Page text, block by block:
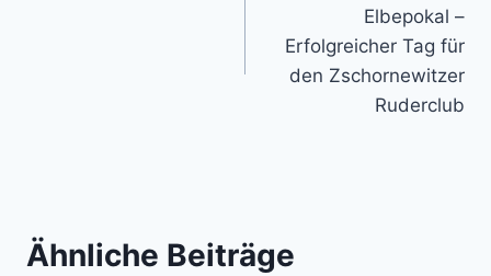
Elbepokal –
Erfolgreicher Tag für
den Zschornewitzer
Ruderclub
Ähnliche Beiträge